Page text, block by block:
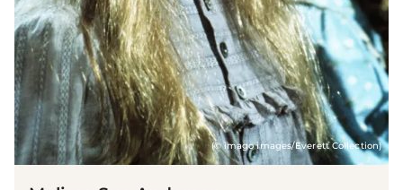
(© imago images/Everett Collection)